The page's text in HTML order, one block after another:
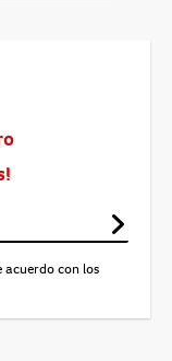
acuerdo con los